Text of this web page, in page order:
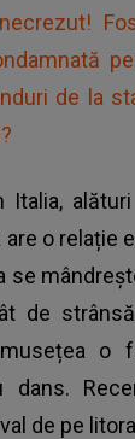
de la
Italia,
are o relație
se
de
o
dans.
de pe